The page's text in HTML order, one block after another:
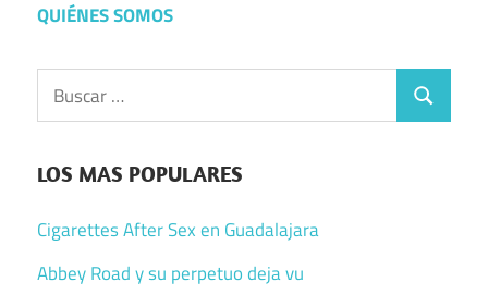
QUIÉNES SOMOS
Buscar:
Buscar
LOS MAS POPULARES
Cigarettes After Sex en Guadalajara
Abbey Road y su perpetuo deja vu